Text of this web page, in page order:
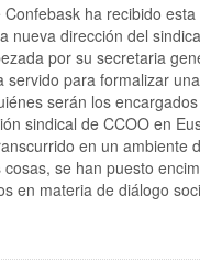
Confebask ha recibido
nueva dirección del
por su secretaria
servido para formalizar
serán los
sindical de CCOO en
en un ambiente
se han puesto
en materia de diálogo